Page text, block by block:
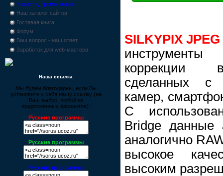
Новости, промо-акции
Наш каталог сайтов
Гостевая книга
Форум
Ваш вопрос - наш ответ
Заработок для web-мастера
Наша ссылка
Мы будем благодарны, если Вы
установите у себя нашу ссылку (на
Ваш выбор, любой из
предложенных вариантов):
Русские программы
Русские программы
Русские программы
SILKYPIX
коррекции
сделанных
камер,
С
Bridge данные
аналогично
высокое
высоким